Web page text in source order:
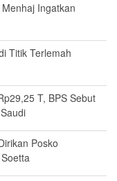
Ingatkan
Titik Terlemah
T, BPS Sebut
Posko